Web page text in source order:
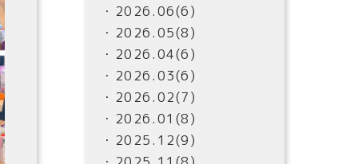
・2026.06(6)
・2026.05(8)
・2026.04(6)
・2026.03(6)
・2026.02(7)
・2026.01(8)
・2025.12(9)